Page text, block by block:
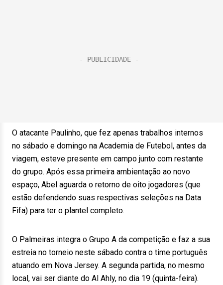
O atacante Paulinho, que fez apenas trabalhos internos
no sábado e domingo na Academia de Futebol, antes da
viagem, esteve presente em campo junto com restante
do grupo. Após essa primeira ambientação ao novo
espaço, Abel aguarda o retorno de oito jogadores (que
estão defendendo suas respectivas seleções na Data
Fifa) para ter o plantel completo.
O Palmeiras integra o Grupo A da competição e faz a sua
estreia no torneio neste sábado contra o time português
atuando em Nova Jersey. A segunda partida, no mesmo
local, vai ser diante do Al Ahly, no dia 19 (quinta-feira).